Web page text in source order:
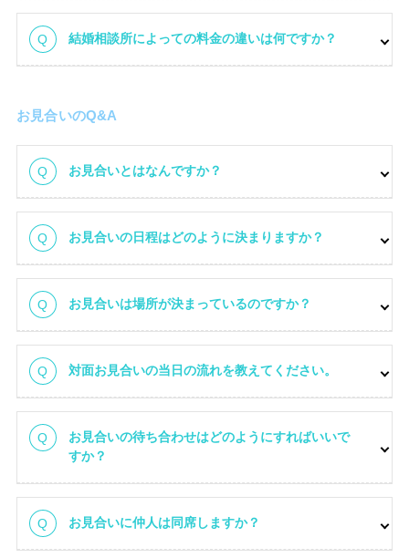
結婚相談所によっての料金の違いは何ですか？
選ばれる理由
お見合いのQ&A
お見合いとはなんですか？
お見合いの日程はどのように決まりますか？
お見合いは場所が決まっているのですか？
対面お見合いの当日の流れを教えてください。
お見合いの待ち合わせはどのようにすればいいで
すか？
お見合いに仲人は同席しますか？